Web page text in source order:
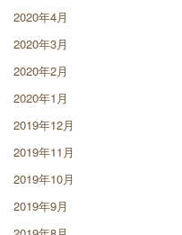
2020年4月
2020年3月
2020年2月
2020年1月
2019年12月
2019年11月
2019年10月
2019年9月